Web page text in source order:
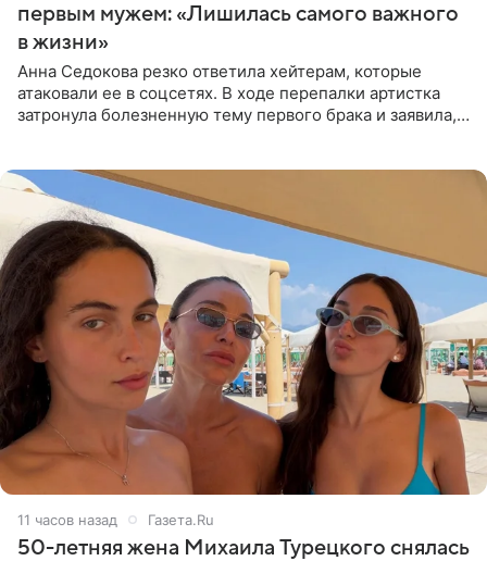
первым мужем: «Лишилась самого важного
в жизни»
Анна Седокова резко ответила хейтерам, которые
атаковали ее в соцсетях. В ходе перепалки артистка
затронула болезненную тему первого брака и заявила,
11 часов назад Газета.Ru
50-летняя жена Михаила Турецкого снялась